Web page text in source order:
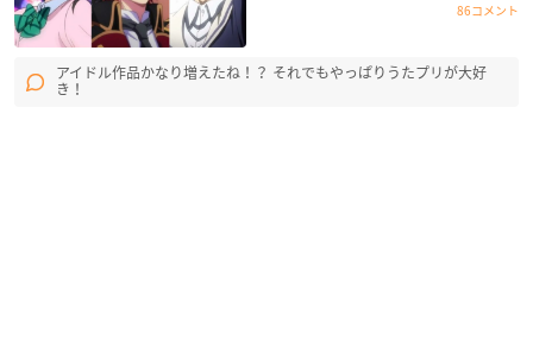
86コメント
アイドル作品かなり増えたね！？ それでもやっぱりうたプリが大好
き！